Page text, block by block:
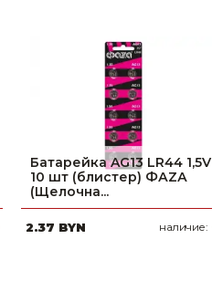
Батарейка AG13 LR44 1,5V
10 шт (блистер) ФАZА
(Щелочна...
2.37 BYN наличие: